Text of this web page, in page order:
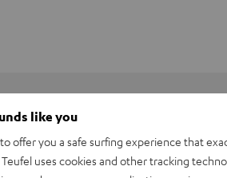
like you
offer you a safe surfing experience that
uses cookies and other tracking